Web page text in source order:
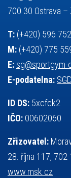
základy
700 30 Ostrava –
T: (+420) 596
M: (+420) 775
E: sg@sportgym-
E-podatelna:
ID DS: 5xcfck2
IČO: 00602060
Zřizovatel:
28. října 117, 702
www.msk.cz